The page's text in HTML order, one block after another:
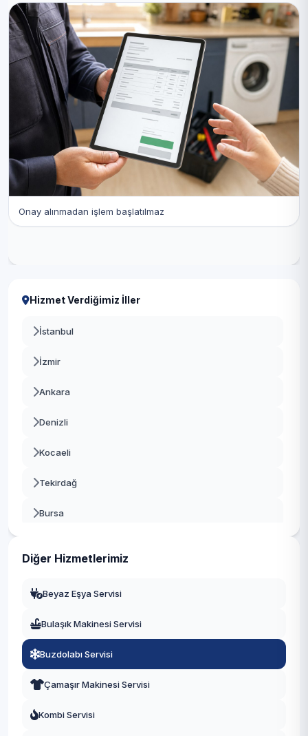
Onay alınmadan işlem başlatılmaz
Hizmet Verdiğimiz İller
İstanbul
İzmir
Ankara
Denizli
Kocaeli
Tekirdağ
Bursa
Diğer Hizmetlerimiz
Beyaz Eşya Servisi
Bulaşık Makinesi Servisi
Buzdolabı Servisi
Çamaşır Makinesi Servisi
Kombi Servisi